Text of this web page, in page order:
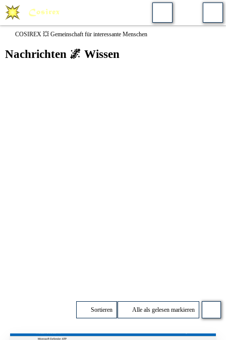
COSIREX 💥 Gemeinschaft für interessante Menschen
Nachrichten 🌌 Wissen
Sortieren Alle als gelesen markieren